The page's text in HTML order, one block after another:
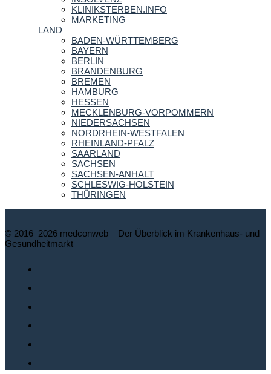
KLINIKSTERBEN.INFO
MARKETING
LAND
BADEN-WÜRTTEMBERG
BAYERN
BERLIN
BRANDENBURG
BREMEN
HAMBURG
HESSEN
MECKLENBURG-VORPOMMERN
NIEDERSACHSEN
NORDRHEIN-WESTFALEN
RHEINLAND-PFALZ
SAARLAND
SACHSEN
SACHSEN-ANHALT
SCHLESWIG-HOLSTEIN
THÜRINGEN
© 2016–2026 medconweb – Der Überblick im Krankenhaus- und
Gesundheitmarkt